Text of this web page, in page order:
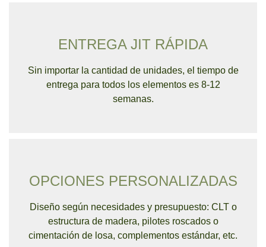
ENTREGA JIT RÁPIDA
Sin importar la cantidad de unidades, el tiempo de
entrega para todos los elementos es 8-12
semanas.
OPCIONES PERSONALIZADAS
Diseño según necesidades y presupuesto: CLT o
estructura de madera, pilotes roscados o
cimentación de losa, complementos estándar, etc.